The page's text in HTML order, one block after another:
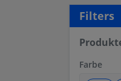
Filters
Farbe